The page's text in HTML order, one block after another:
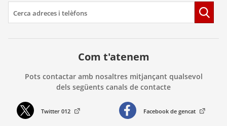
Com t'atenem
Pots contactar amb nosaltres mitjançant qualsevol
dels següents canals de contacte
Twitter 012
. Obre en una nova finestra. Facebook de gencat